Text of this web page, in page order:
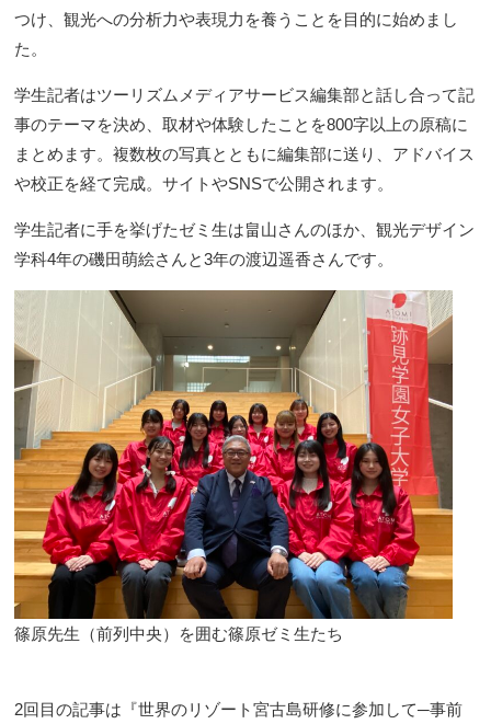
つけ、観光への分析力や表現力を養うことを目的に始めまし
た。
学生記者はツーリズムメディアサービス編集部と話し合って記
事のテーマを決め、取材や体験したことを800字以上の原稿に
まとめます。複数枚の写真とともに編集部に送り、アドバイス
や校正を経て完成。サイトやSNSで公開されます。
学生記者に手を挙げたゼミ生は畠山さんのほか、観光デザイン
学科4年の磯田萌絵さんと3年の渡辺遥香さんです。
篠原先生（前列中央）を囲む篠原ゼミ生たち
2回目の記事は『世界のリゾート宮古島研修に参加して─事前